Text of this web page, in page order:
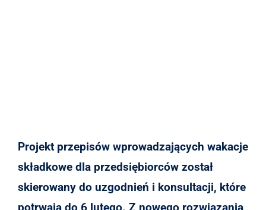
Projekt przepisów wprowadzających wakacje
składkowe dla przedsiębiorców został
skierowany do uzgodnień i konsultacji, które